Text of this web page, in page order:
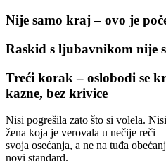
Nije samo kraj – ovo je
Raskid s ljubavnikom nije
Treći korak – oslobodi se
kazne, bez krivice
Nisi pogrešila zato što si volela.
žena koja je verovala u nečije reči
svoja osećanja, a ne na tuđa
novi standard.